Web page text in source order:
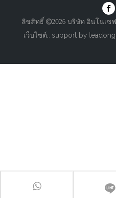
ลิขสิทธิ์ 2026 บริษัท อินโนเซ
เว็บไซต์.. support by leadong